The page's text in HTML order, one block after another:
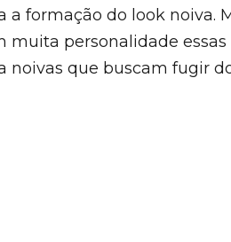
a formação do look noiva.
muita personalidade
noivas que buscam fugir